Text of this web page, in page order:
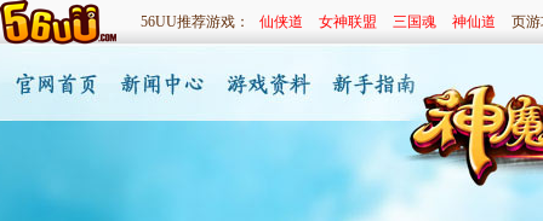
56UU推荐游戏： 仙侠道 女神联盟 三国魂 神仙道 页